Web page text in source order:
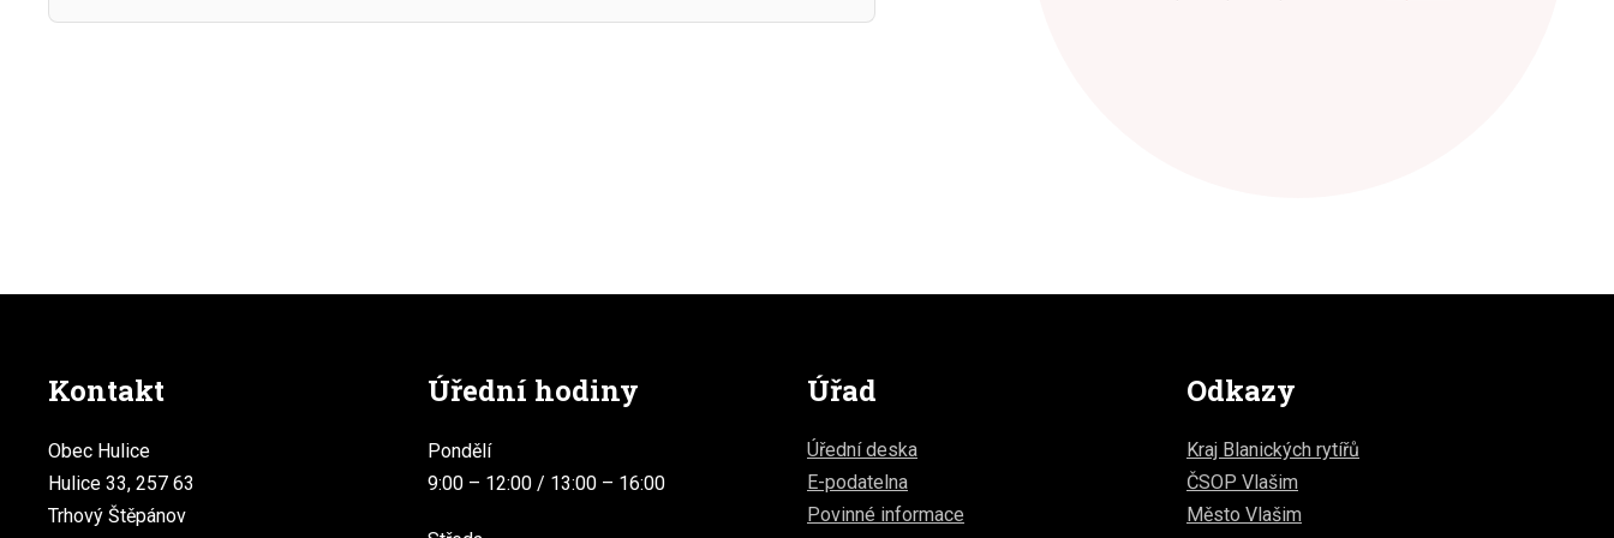
Kontakt
Obec Hulice
Hulice 33, 257 63
Trhový Štěpánov
Úřední hodiny
Pondělí
9:00 – 12:00 / 13:00 – 16:00
Úřad
Úřední deska
E-podatelna
Povinné informace
Odkazy
Kraj Blanických rytířů
ČSOP Vlašim
Město Vlašim